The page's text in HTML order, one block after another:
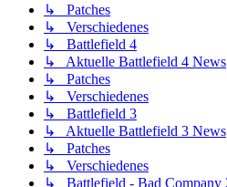
↳ Patches
↳ Verschiedenes
↳ Battlefield 4
↳ Aktuelle Battlefield 4 News
↳ Patches
↳ Verschiedenes
↳ Battlefield 3
↳ Aktuelle Battlefield 3 News
↳ Patches
↳ Verschiedenes
↳ Battlefield - Bad Company